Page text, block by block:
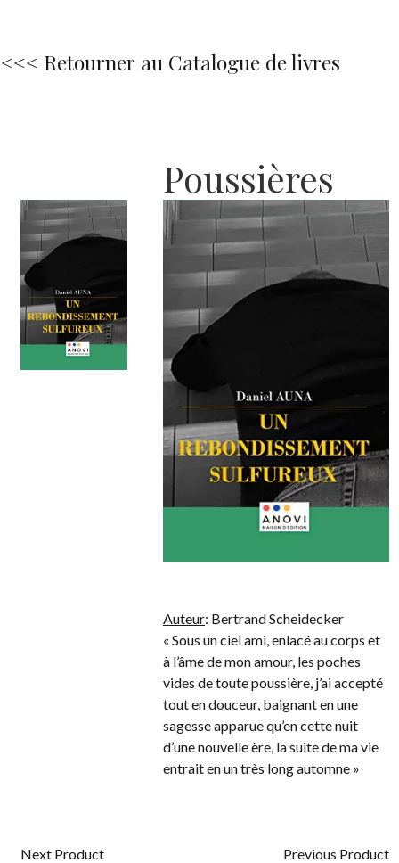
<<< Retourner au Catalogue de livres
Poussières
Auteur: Bertrand Scheidecker
« Sous un ciel ami, enlacé au corps et
à l’âme de mon amour, les poches
vides de toute poussière, j’ai accepté
tout en douceur, baignant en une
sagesse apparue qu’en cette nuit
d’une nouvelle ère, la suite de ma vie
entrait en un très long automne »
Next Product Previous Product